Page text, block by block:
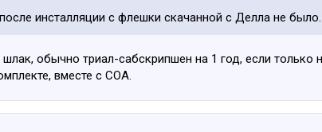
инсталляции с флешки скачанной с Делла не было.
обычно триал-сабскрипшен на 1 год, если
вместе с СОА.